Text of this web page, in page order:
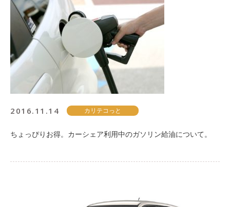
2016.11.14 カリテコっと
ちょっぴりお得。カーシェア利用中のガソリン給油について。